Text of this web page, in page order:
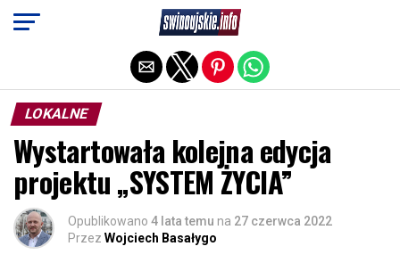
LOKALNE
Wystartowała kolejna edycja
projektu „SYSTEM ŻYCIA”
Opublikowano 4 lata temu na 27 czerwca 2022
Przez Wojciech Basałygo
Exit mobile version